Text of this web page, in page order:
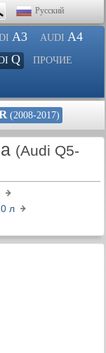
Русский
A3 AUDI A4
Q ПРОЧИЕ
(2008-2017)
(Audi Q5-
л